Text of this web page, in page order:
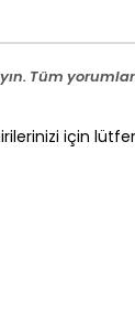
Tüm
için